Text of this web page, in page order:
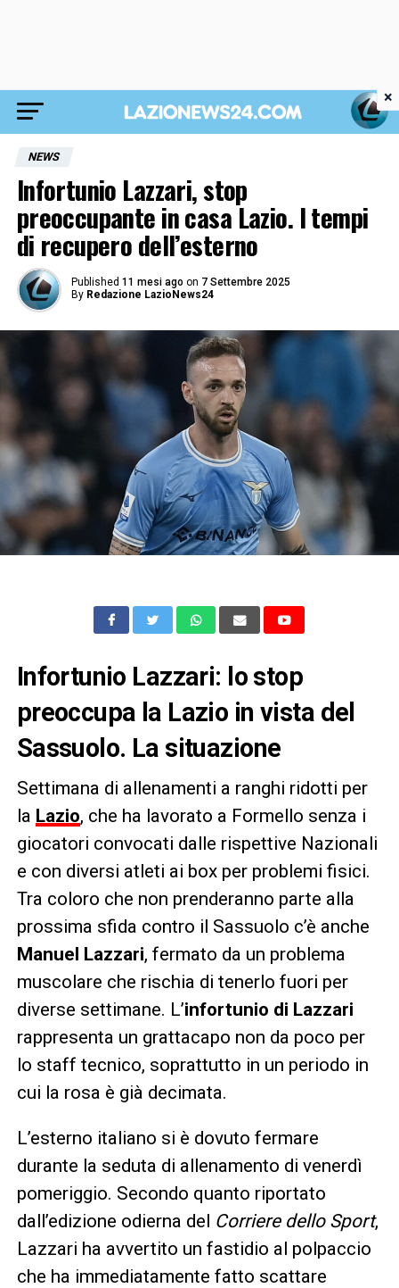
NEWS
Infortunio Lazzari, stop
preoccupante in casa Lazio. I tempi
di recupero dell’esterno
Published 11 mesi ago on 7 Settembre 2025
By Redazione LazioNews24
Infortunio Lazzari: lo stop
preoccupa la Lazio in vista del
Sassuolo. La situazione
Settimana di allenamenti a ranghi ridotti per
la Lazio, che ha lavorato a Formello senza i
giocatori convocati dalle rispettive Nazionali
e con diversi atleti ai box per problemi fisici.
Tra coloro che non prenderanno parte alla
prossima sfida contro il Sassuolo c’è anche
Manuel Lazzari, fermato da un problema
muscolare che rischia di tenerlo fuori per
diverse settimane. L’infortunio di Lazzari
rappresenta un grattacapo non da poco per
lo staff tecnico, soprattutto in un periodo in
cui la rosa è già decimata.
L’esterno italiano si è dovuto fermare
durante la seduta di allenamento di venerdì
pomeriggio. Secondo quanto riportato
dall’edizione odierna del Corriere dello Sport,
Lazzari ha avvertito un fastidio al polpaccio
che ha immediatamente fatto scattare
×